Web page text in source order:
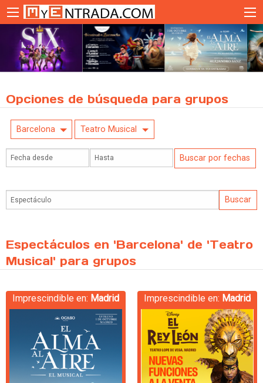
Opciones de búsqueda para grupos
Barcelona Teatro Musical
Espectáculos en 'Barcelona' de 'Teatro
Musical' para grupos
Imprescindible en: Madrid Imprescindible en: Madrid